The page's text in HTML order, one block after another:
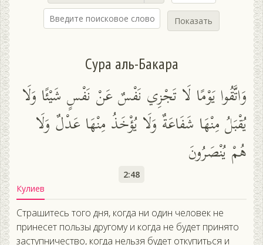
Показать
Сура аль-Бакара
وَاتَّقُوا يَوْمًا لَا تَجْزِي نَفْسٌ عَنْ نَفْسٍ شَيْئًا وَلَا
يُقْبَلُ مِنْهَا شَفَاعَةٌ وَلَا يُؤْخَذُ مِنْهَا عَدْلٌ وَلَا
هُمْ يُنْصَرُونَ
2:48
Кулиев
Страшитесь того дня, когда ни один человек не
принесет пользы другому и когда не будет принято
заступничество, когда нельзя будет откупиться и